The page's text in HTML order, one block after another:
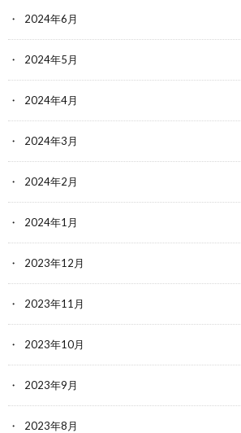
2024年6月
2024年5月
2024年4月
2024年3月
2024年2月
2024年1月
2023年12月
2023年11月
2023年10月
2023年9月
2023年8月